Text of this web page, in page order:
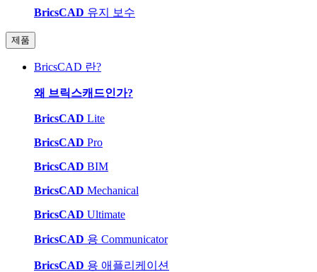
BricsCAD 유지 보수
제품
BricsCAD 란?
왜 브릭스캐드인가?
BricsCAD Lite
BricsCAD Pro
BricsCAD BIM
BricsCAD Mechanical
BricsCAD Ultimate
BricsCAD 용 Communicator
BricsCAD 용 애플리케이션